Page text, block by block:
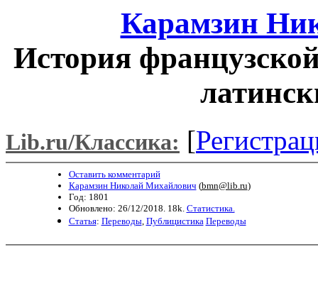
Карамзин
История
Lib.ru/Классика: [
Оставить комментарий
Карамзин Николай Михайлович (bmn@lib.ru)
Год: 1801
Обновлено: 26/12/2018. 18k. Статистика.
Статья: Переводы, Публицистика Переводы